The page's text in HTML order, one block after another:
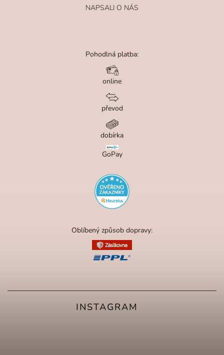
INSTAGRAM
NAPSALI O NÁS
Pohodlná platba:
online
převod
dobírka
GoPay
Oblíbený způsob dopravy: